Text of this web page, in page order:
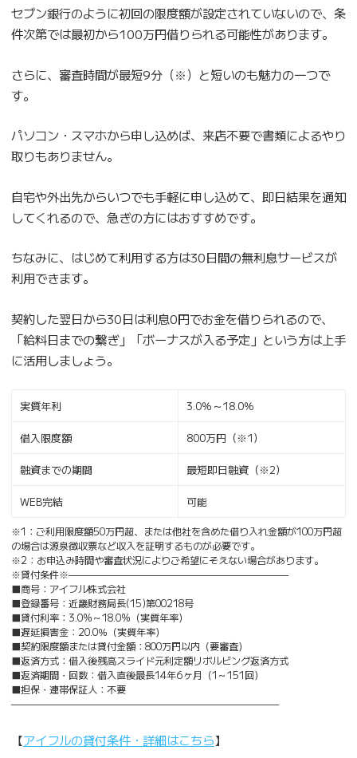
セブン銀行のように初回の限度額が設定されていないので、条
件次第では最初から100万円借りられる可能性があります。
さらに、審査時間が最短9分（※）と短いのも魅力の一つで
す。
パソコン・スマホから申し込めば、来店不要で書類によるやり
取りもありません。
自宅や外出先からいつでも手軽に申し込めて、即日結果を通知
してくれるので、急ぎの方にはおすすめです。
ちなみに、はじめて利用する方は30日間の無利息サービスが
利用できます。
契約した翌日から30日は利息0円でお金を借りられるので、
「給料日までの繋ぎ」「ボーナスが入る予定」という方は上手
に活用しましょう。
実質年利 3.0％～18.0％
借入限度額 800万円（※1）
融資までの期間 最短即日融資（※2）
WEB完結 可能
※1：ご利用限度額50万円超、または他社を含めた借り入れ金額が100万円超
の場合は源泉徴収票など収入を証明するものが必要です。
※2：お申込み時間や審査状況によりご希望にそえない場合があります。
※貸付条件※———————————————————————
■商号：アイフル株式会社
■登録番号：近畿財務局長(15)第00218号
■貸付利率：3.0%～18.0%（実質年率）
■遅延損害金：20.0％（実質年率）
■契約限度額または貸付金額：800万円以内（要審査）
■返済方式：借入後残高スライド元利定額リボルビング返済方式
■返済期間・回数：借入直後最長14年6ヶ月（1～151回）
■担保・連帯保証人：不要
————————————————————————————
【アイフルの貸付条件・詳細はこちら】